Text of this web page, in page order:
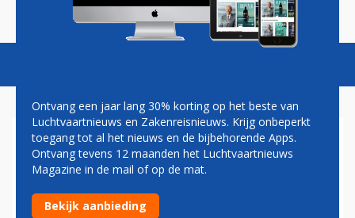
Magazine Podcasts Vacatures
DEMONSTRATIE TEGEN KLM
EN TUI FLY GEPLAND IN
SURINAME
Ontvang een jaar lang 30% korting op het beste van
Luchtvaartnieuws en Zakenreisnieuws. Krijg onbeperkt
toegang tot al het nieuws en de bijbehorende Apps.
Ontvang tevens 12 maanden het Luchtvaartnieuws
Magazine in de mail of op de mat.
Bekijk aanbieding